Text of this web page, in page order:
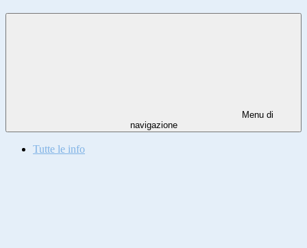
Menu di
navigazione
Tutte le info